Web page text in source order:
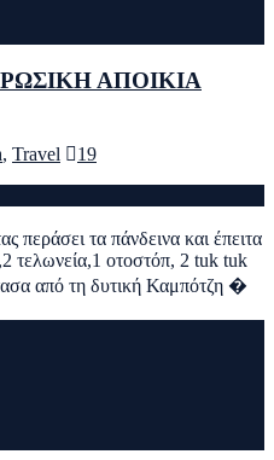
ΡΩΣΙΚΗ ΑΠΟΙΚΙΑ
, Travel 19
τα πάνδεινα και έπειτα
τελωνεία,1 οτοστόπ, 2 tuk tuk
από τη δυτική Καμπότζη �